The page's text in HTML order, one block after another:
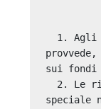
1. Agli
sui fondi
2. Le
speciale